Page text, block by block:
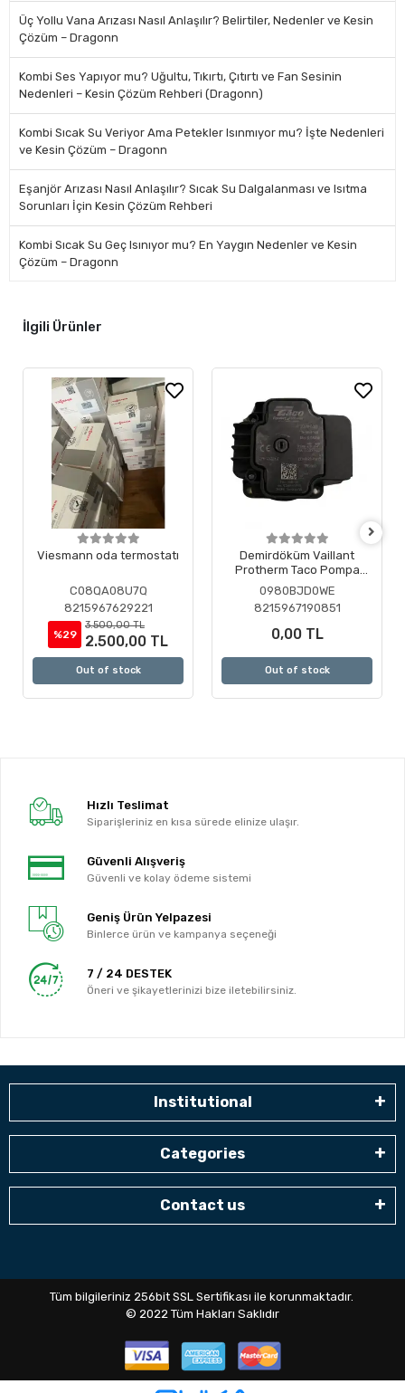
Üç Yollu Vana Arızası Nasıl Anlaşılır? Belirtiler, Nedenler ve Kesin
Çözüm – Dragonn
Kombi Ses Yapıyor mu? Uğultu, Tıkırtı, Çıtırtı ve Fan Sesinin
Nedenleri – Kesin Çözüm Rehberi (Dragonn)
Kombi Sıcak Su Veriyor Ama Petekler Isınmıyor mu? İşte Nedenleri
ve Kesin Çözüm – Dragonn
Eşanjör Arızası Nasıl Anlaşılır? Sıcak Su Dalgalanması ve Isıtma
Sorunları İçin Kesin Çözüm Rehberi
Kombi Sıcak Su Geç Isınıyor mu? En Yaygın Nedenler ve Kesin
Çözüm – Dragonn
İlgili Ürünler
Viesmann oda termostatı
C08QA08U7Q
8215967629221
%29
3.500,00 TL
2.500,00 TL
Out of stock
Demirdöküm Vaillant
Protherm Taco Pompa
Motoru ( Revizyonlu )
0980BJD0WE
8215967190851
0,00 TL
Out of stock
Hızlı Teslimat
Siparişleriniz en kısa sürede elinize ulaşır.
Güvenli Alışveriş
Güvenli ve kolay ödeme sistemi
Geniş Ürün Yelpazesi
Binlerce ürün ve kampanya seçeneği
7 / 24 DESTEK
Öneri ve şikayetlerinizi bize iletebilirsiniz.
Institutional
Categories
Contact us
Tüm bilgileriniz 256bit SSL Sertifikası ile korunmaktadır.
© 2022 Tüm Hakları Saklıdır